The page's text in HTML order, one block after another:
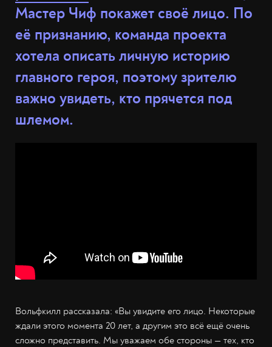
Мастер Чиф покажет своё лицо. По
её признанию, команда проекта
хотела описать личную историю
главного героя, поэтому зрителю
важно увидеть, кто прячется под
шлемом.
Вольфкилл рассказала: «Вы увидите его лицо. Некоторые
ждали этого момента 20 лет, а другим это всё ещё очень
сложно представить. Мы уважаем обе стороны — тех, кто